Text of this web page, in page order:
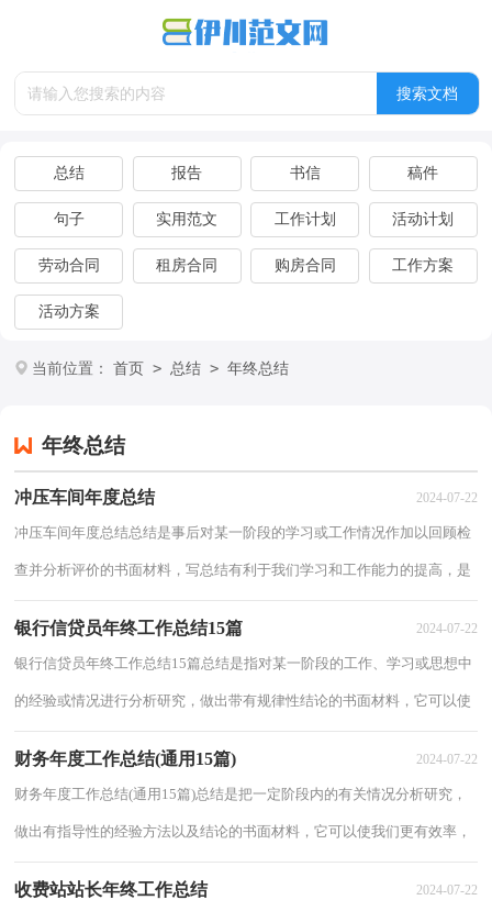
总结 报告 书信 稿件
句子 实用范文 工作计划 活动计划
劳动合同 租房合同 购房合同 工作方案
活动方案
当前位置： 首页 > 总结 > 年终总结
年终总结
冲压车间年度总结 2024-07-22
冲压车间年度总结总结是事后对某一阶段的学习或工作情况作加以回顾检
查并分析评价的书面材料，写总结有利于我们学习和工作能力的提高，是
时候写一份总结了。那么总结有什么格式...
银行信贷员年终工作总结15篇 2024-07-22
银行信贷员年终工作总结15篇总结是指对某一阶段的工作、学习或思想中
的经验或情况进行分析研究，做出带有规律性结论的书面材料，它可以使
我们更有效率，不如静下心来好好写写总结...
财务年度工作总结(通用15篇) 2024-07-22
财务年度工作总结(通用15篇)总结是把一定阶段内的有关情况分析研究，
做出有指导性的经验方法以及结论的书面材料，它可以使我们更有效率，
因此十分有必须要写一份总结哦。总结怎么...
收费站站长年终工作总结 2024-07-22